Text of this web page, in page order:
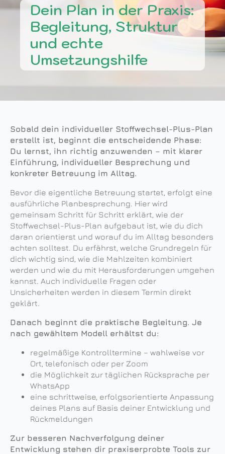
Dein Plan in der Praxis:
Begleitung, Struktur
und echte
Umsetzungshilfe
Sobald dein individueller Stoffwechsel-Plus-Plan
erstellt ist, beginnt die entscheidende Phase:
Du lernst, ihn richtig anzuwenden – mit klarer
Einführung, individueller Besprechung und
konkreter Betreuung im Alltag.
Bevor die eigentliche Betreuung startet, erfolgt eine
ausführliche Planbesprechung. Hier wird
gemeinsam Schritt für Schritt erklärt, wie der
Stoffwechsel-Plus-Plan aufgebaut ist, wie du dich
daran orientierst und worauf du im Alltag besonders
achten solltest. Du erfährst, welche Grundregeln für
dich wichtig sind, wie die Mahlzeiten kombiniert
werden und wie du mit Herausforderungen umgehen
kannst. Auch individuelle Fragen oder
Unsicherheiten werden in diesem Termin direkt
geklärt.
Danach beginnt die praktische Begleitung. Je
nach gewähltem Modell erhältst du:
regelmäßige Kontrolltermine – wahlweise vor
Ort, telefonisch oder per Zoom
die Möglichkeit zur täglichen Rücksprache per
WhatsApp
eine schrittweise, erfolgsorientierte Anpassung
deines Plans auf Basis deiner Entwicklung und
Rückmeldungen
Zur besseren Nachverfolgung deiner
Entwicklung stehen dir praxiserprobte Tools zur